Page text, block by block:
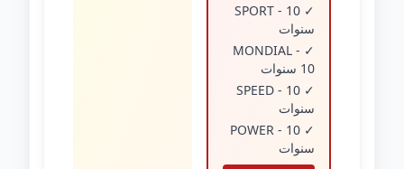
✓ SPORT - 10
سنوات
✓ MONDIAL -
10 سنوات
✓ SPEED - 10
سنوات
✓ POWER - 10
سنوات